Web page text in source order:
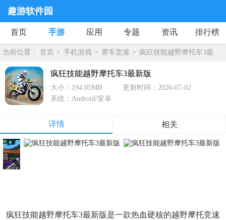
趣游软件园
首页 手游 应用 专题 资讯 排行榜
当前位置： 首页 手机游戏 赛车竞速 疯狂技能越野摩托车3最新版
疯狂技能越野摩托车3最新版
大小：194.05MB
更新时间：2026-07-02
系统：Android/安卓
详情 相关
疯狂技能越野摩托车3最新版是一款热血硬核的越野摩托竞速